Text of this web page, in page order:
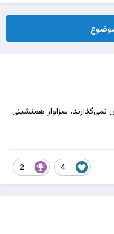
سزاوار همنشینی
4
2